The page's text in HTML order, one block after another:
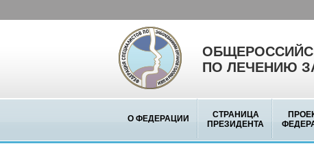
ПО ЛЕЧЕНИЮ
О ФЕДЕРАЦИИ
СТРАНИЦА
ПРЕЗИДЕНТА